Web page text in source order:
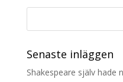
Senaste inläggen
Shakespeare själv hade